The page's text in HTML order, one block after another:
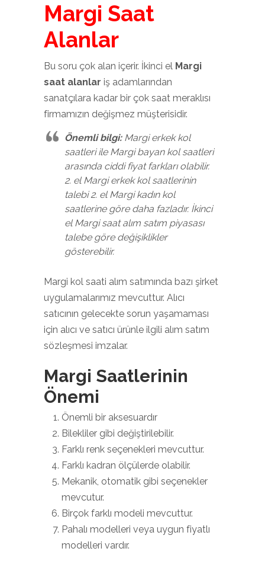
Margi Saat
Alanlar
Bu soru çok alan içerir. İkinci el Margi
saat alanlar iş adamlarından
sanatçılara kadar bir çok saat meraklısı
firmamızın değişmez müşterisidir.
Önemli bilgi:Margi erkek kol
saatleri ile Margi bayan kol saatleri
arasında ciddi fiyat farkları olabilir.
2. el Margi erkek kol saatlerinin
talebi 2. el Margi kadın kol
saatlerine göre daha fazladır. İkinci
el Margi saat alım satım piyasası
talebe göre değişiklikler
gösterebilir.
Margi kol saati alım satımında bazı şirket
uygulamalarımız mevcuttur. Alıcı
satıcının gelecekte sorun yaşamaması
için alıcı ve satıcı ürünle ilgili alım satım
sözleşmesi imzalar.
Margi Saatlerinin
Önemi
Önemli bir aksesuardır
Bilekliler gibi değiştirilebilir.
Farklı renk seçenekleri mevcuttur.
Farklı kadran ölçülerde olabilir.
Mekanik, otomatik gibi seçenekler
mevcutur.
Birçok farklı modeli mevcuttur.
Pahalı modelleri veya uygun fiyatlı
modelleri vardır.